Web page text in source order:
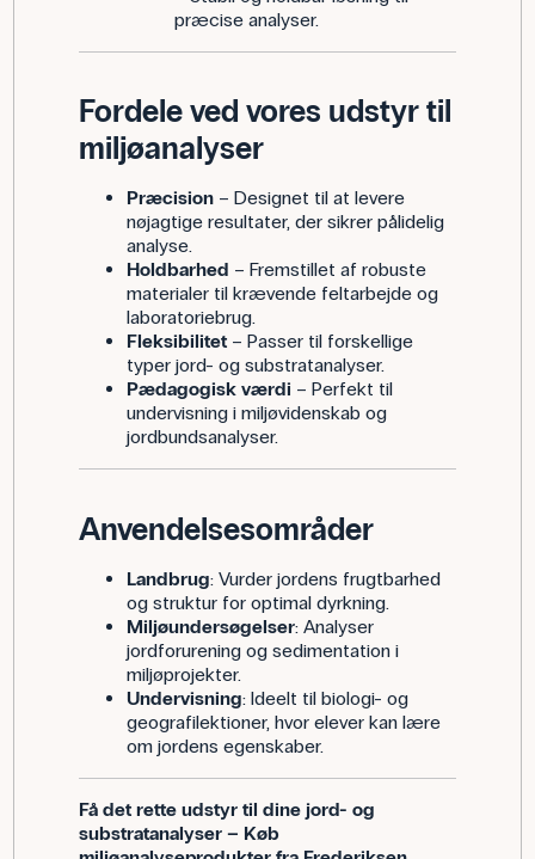
præcise analyser.
Fordele ved vores udstyr til
miljøanalyser
Præcision– Designet til at levere
nøjagtige resultater, der sikrer pålidelig
analyse.
Holdbarhed – Fremstillet af robuste
materialer til krævende feltarbejde og
laboratoriebrug.
Fleksibilitet– Passer til forskellige
typer jord- og substratanalyser.
Pædagogisk værdi – Perfekt til
undervisning i miljøvidenskab og
jordbundsanalyser.
Anvendelsesområder
Landbrug: Vurder jordens frugtbarhed
og struktur for optimal dyrkning.
Miljøundersøgelser: Analyser
jordforurening og sedimentation i
miljøprojekter.
Undervisning: Ideelt til biologi- og
geografilektioner, hvor elever kan lære
om jordens egenskaber.
Få det rette udstyr til dine jord- og
substratanalyser – Køb